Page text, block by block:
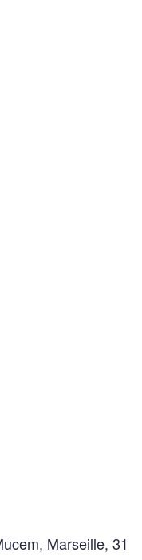
Marseille, 31